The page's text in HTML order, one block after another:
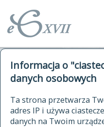
Informacja o
danych osobowych
Ta strona przetwarza
adres IP i używa
danych na Twoim
autorzy Słownika
historia
publikacje
źródła
kwerendy
jak cytować Słownik
JĘZYKA